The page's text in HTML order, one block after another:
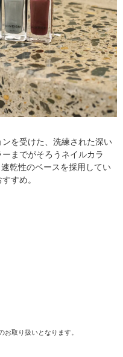
を受けた、洗練された深い
までがそろうネイルカラ
乾性のベースを採用してい
すめ。
取り扱いとなります。